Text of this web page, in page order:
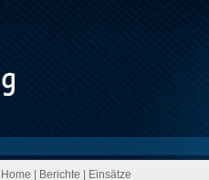
Home Berichte Einsätze